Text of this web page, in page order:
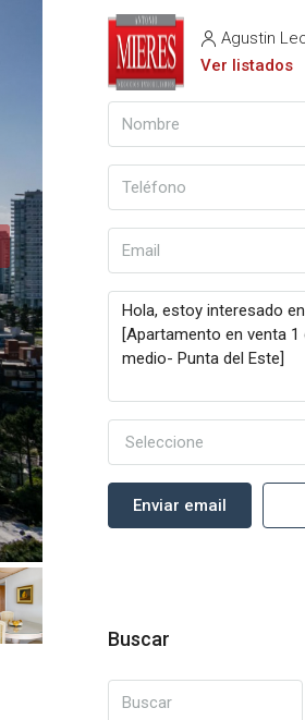
Agustin
Ver listados
Seleccione
Enviar email
Buscar